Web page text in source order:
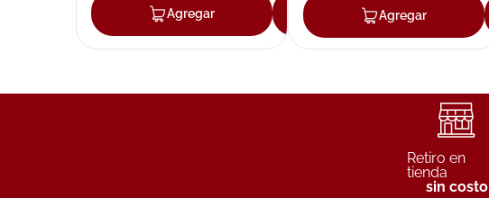
Agregar AgregarAgregar
Retiro en
tienda
sin costo